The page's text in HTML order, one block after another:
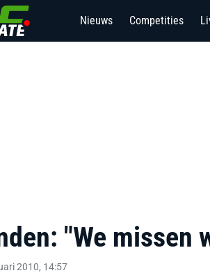
Nieuws Competities
"We missen
2010, 14:57